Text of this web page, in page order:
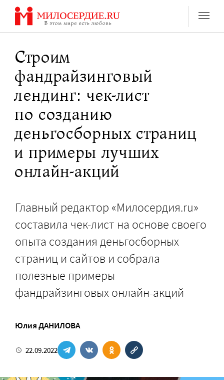
Перейти
содержанию
Строим
фандрайзинговый
лендинг: чек-лист
по созданию
деньгосборных страниц
и примеры лучших
онлайн-акций
Главный редактор «Милосердия.ru»
составила чек-лист на основе своего
опыта создания деньгосборных
страниц и сайтов и собрала
полезные примеры
фандрайзинговых онлайн-акций
Юлия ДАНИЛОВА
22.09.2022